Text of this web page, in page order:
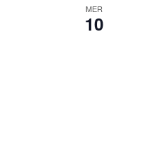
MER
10